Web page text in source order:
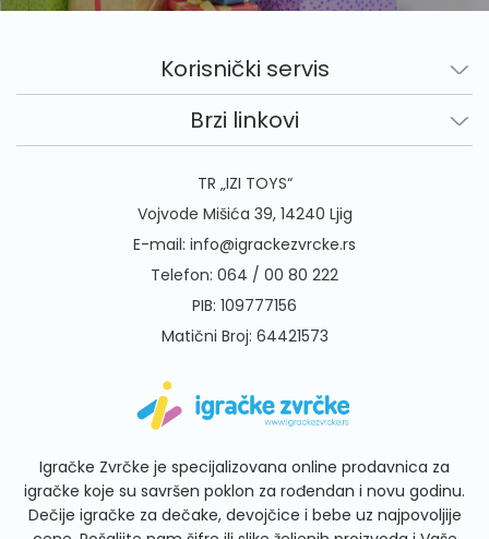
Korisnički servis
Brzi linkovi
TR „IZI TOYS“
Vojvode Mišića 39, 14240 Ljig
E-mail: info@igrackezvrcke.rs
Telefon: 064 / 00 80 222
PIB: 109777156
Matični Broj: 64421573
Igračke Zvrčke je specijalizovana online prodavnica za
igračke koje su savršen poklon za rođendan i novu godinu.
Dečije igračke za dečake, devojčice i bebe uz najpovoljije